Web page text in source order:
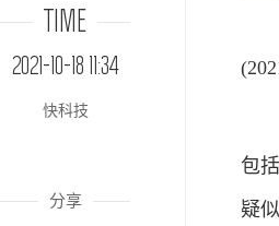
TIME
2021-10-18 11:34
快科技
分享
天
该
包
疑